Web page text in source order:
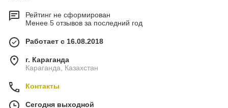
Рейтинг не сформирован
Менее 5 отзывов за последний год
Работает с 16.08.2018
г. Караганда
Караганда, Казахстан
Контакты
Сегодня выходной